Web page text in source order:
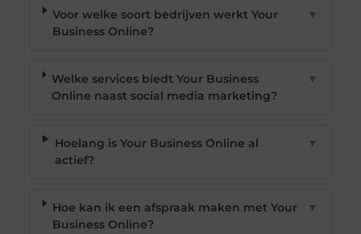
Voor welke soort bedrijven werkt Your
Business Online?
▼
Welke services biedt Your Business
Online naast social media marketing?
▼
Hoelang is Your Business Online al
actief?
▼
Hoe kan ik een afspraak maken met Your
Business Online?
▼